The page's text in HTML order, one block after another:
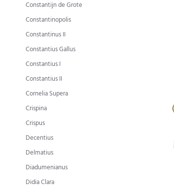
Constantijn de Grote
Constantinopolis
Constantinus II
Constantius Gallus
Constantius I
Constantius II
Cornelia Supera
Crispina
Crispus
Decentius
Delmatius
Diadumenianus
Didia Clara